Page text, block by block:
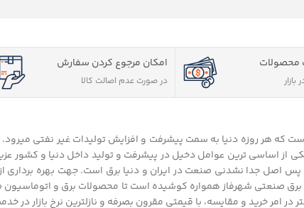
امکان مرجوع کردن سفارش
در صورت عدم اصالت کالا
که هر روزه دنیا به سمت پیشرفت و افزایش تولیدات غیر نفتی
از اساسی ترین عوامل دخیل در پیشرفت و تولید داخل دنیا و کشور
اصل جدا نشدنی صنعت در ایران و دنیا برق است. جهت بهره برداری از
برق صنعتی شهرفاز همواره کوشیده است تا محصولات برق و
امر خرید و مقایسه، با قیمتی مقرون بصرفه و نازلترین نرخ بازار در